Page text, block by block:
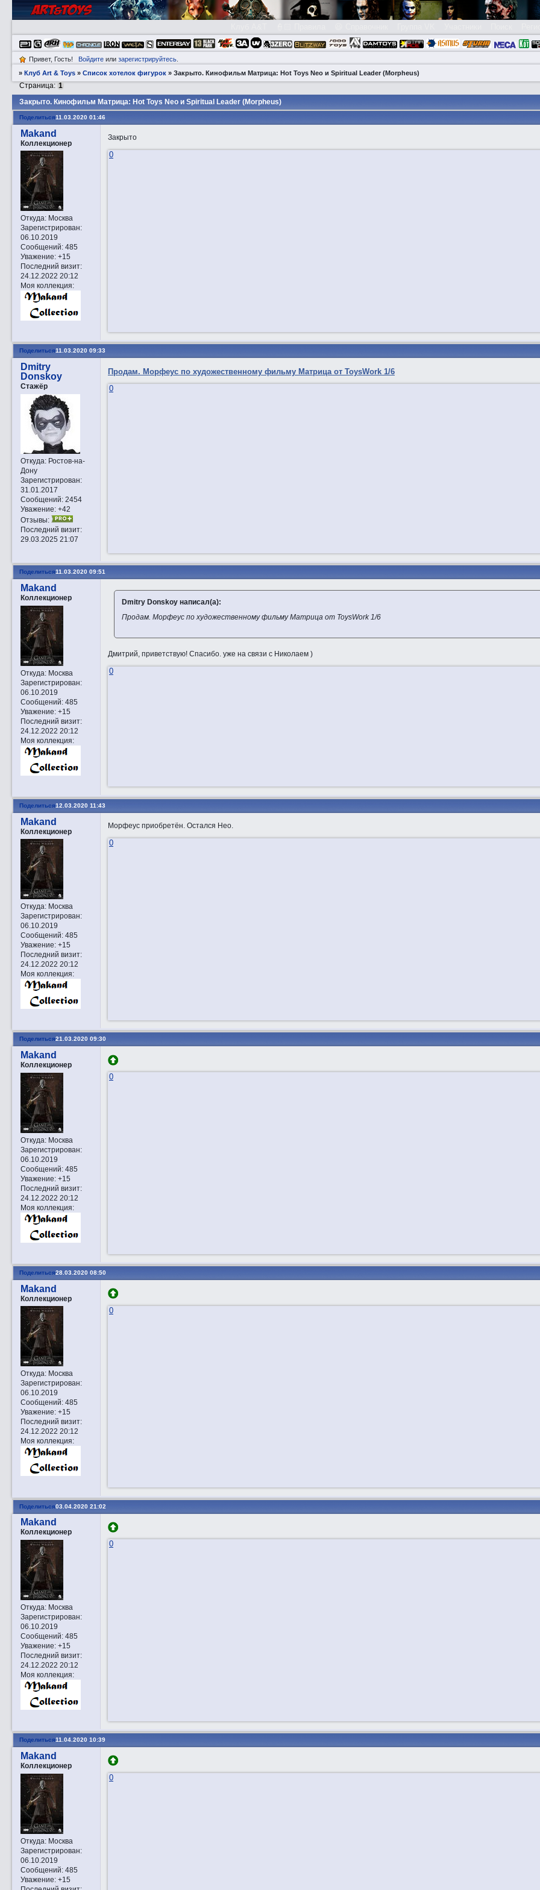
Привет, Гость! Войдитеили зарегистрируйтесь.
»Клуб Art & Toys »Список хотелок фигурок »Закрытo. Кинофильм Матрица: Hot Toys Neo и Spiritual Leader (Morpheus)
Закрытo. Кинофильм Матрица: Hot Toys Neo и Spiritual Leader (Morpheus)
Страница: 1
Поделиться11.03.2020 01:46
Makand
Коллекционер
Откуда:Москва
Зарегистрирован:
06.10.2019
Сообщений:485
Уважение: +15
Последний визит:
24.12.2022 20:12
Моя коллекция:
Закрыто
0
Поделиться11.03.2020 09:33
Dmitry
Donskoy
Стажёр
Откуда:Ростов-на-
Дону
Зарегистрирован:
31.01.2017
Сообщений:2454
Уважение: +42
Отзывы:
Последний визит:
29.03.2025 21:07
Прoдам. Морфеус по художественному фильму Матрица от ToysWork 1/6
0
Поделиться11.03.2020 09:51
Makand
Коллекционер
Откуда:Москва
Зарегистрирован:
06.10.2019
Сообщений:485
Уважение: +15
Последний визит:
24.12.2022 20:12
Моя коллекция:
Dmitry Donskoy написал(а):
Прoдам. Морфеус по художественному фильму Матрица от ToysWork 1/6
Дмитрий, приветствую! Спасибо. уже на связи с Николаем )
0
Поделиться12.03.2020 11:43
Makand
Коллекционер
Откуда:Москва
Зарегистрирован:
06.10.2019
Сообщений:485
Уважение: +15
Последний визит:
24.12.2022 20:12
Моя коллекция:
Морфеус приобретён. Остался Нео.
0
Поделиться21.03.2020 09:30
Makand
Коллекционер
Откуда:Москва
Зарегистрирован:
06.10.2019
Сообщений:485
Уважение: +15
Последний визит:
24.12.2022 20:12
Моя коллекция:
0
Поделиться28.03.2020 08:50
Makand
Коллекционер
Откуда:Москва
Зарегистрирован:
06.10.2019
Сообщений:485
Уважение: +15
Последний визит:
24.12.2022 20:12
Моя коллекция:
0
Поделиться03.04.2020 21:02
Makand
Коллекционер
Откуда:Москва
Зарегистрирован:
06.10.2019
Сообщений:485
Уважение: +15
Последний визит:
24.12.2022 20:12
Моя коллекция:
0
Поделиться11.04.2020 10:39
Makand
Коллекционер
Откуда:Москва
Зарегистрирован:
06.10.2019
Сообщений:485
Уважение: +15
0